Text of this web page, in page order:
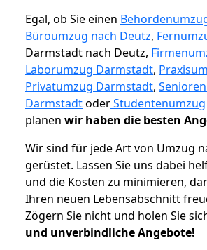
Egal, ob Sie einen
Büroumzug nach Deutz,
Darmstadt nach Deutz,
Laborumzug Darmstadt,
Privatumzug Darmstadt,
DarmstadtoderStudentenumzug
planen wir haben die besten
Wir sind für jede Art von Umzug
gerüstet. Lassen Sie uns dabei
und die Kosten zu minimieren,
Ihren neuen Lebensabschnitt
Zögern Sie nicht und holen Sie
und unverbindliche Angebote!